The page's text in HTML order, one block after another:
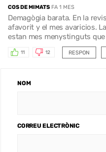
COS DE MIMATS FA 1 MES
Demagògia barata. En la
afavorit y el mes avaricios.
estan mes menystinguts
RESPON
11 12
NOM
CORREU ELECTRÒNIC